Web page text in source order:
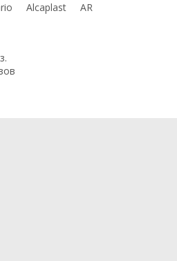
Alcaplast AR